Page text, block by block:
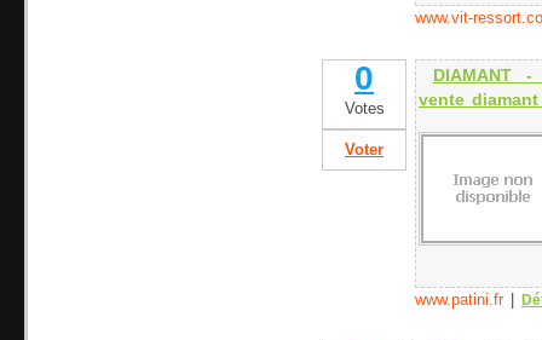
www.vit-
0
Votes
Voter
DIAMANT
vente
www.patini.fr|